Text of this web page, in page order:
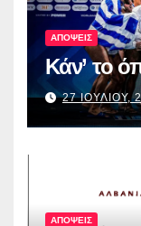
ΑΠΟΨΕΙΣ
Κάν’ το
27 ΙΟΥΛΙΟΥ,
ΑΠΟΨΕΙΣ